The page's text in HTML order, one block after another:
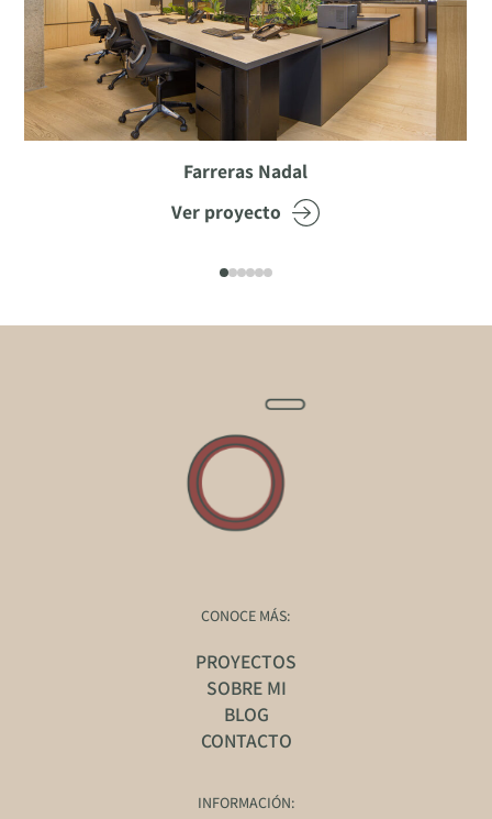
Farreras Nadal
Ver proyecto
CONOCE MÁS:
PROYECTOS
SOBRE MI
BLOG
CONTACTO
INFORMACIÓN: